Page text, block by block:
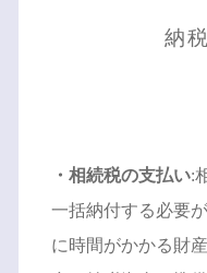
納
・相続税の支払い:
一括納付する必要
に時間がかかる財